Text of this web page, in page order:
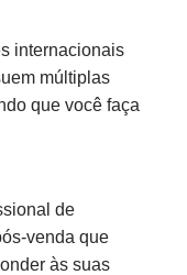
internacionais
múltiplas
que você faça
de
venda que
às suas